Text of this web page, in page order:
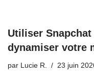
Utiliser
dynamiser votre
par Lucie R. 23 juin